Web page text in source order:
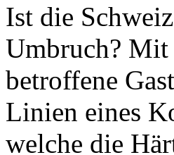
Ist die
Umbruch? Mit
betroffene
Linien eines
welche die